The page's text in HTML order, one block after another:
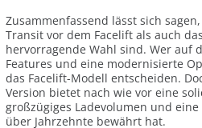
Zusammenfassend lässt sich
Transit vor dem Facelift als auch
hervorragende Wahl sind. Wer auf
Features und eine modernisierte
das Facelift-Modell entscheiden.
Version bietet nach wie vor eine
großzügiges Ladevolumen und
über Jahrzehnte bewährt hat.